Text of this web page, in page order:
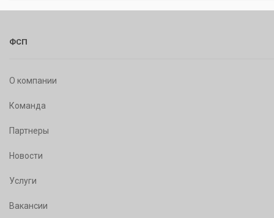
ФСП
О компании
Команда
Партнеры
Новости
Услуги
Вакансии